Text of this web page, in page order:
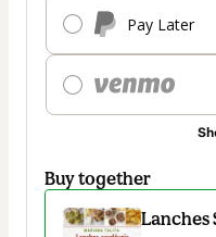
Pay Later
Buy together
Lanches